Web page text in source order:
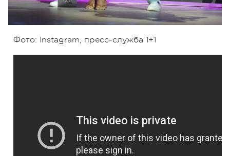
Фото: Instagram, пресс-служба 1+1